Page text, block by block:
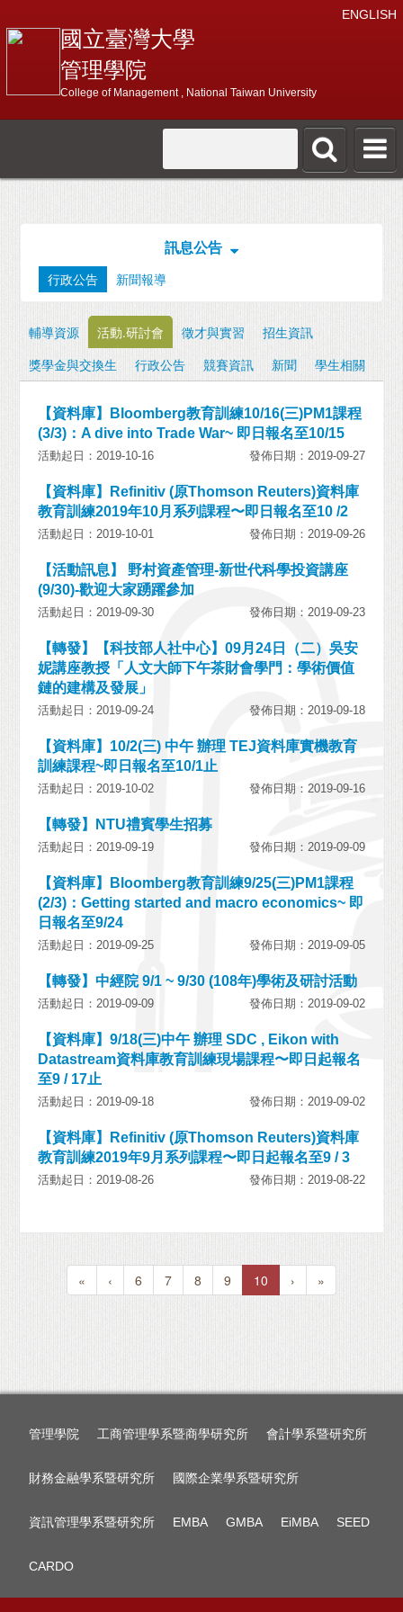
ENGLISH
國立臺灣大學
管理學院
College of Management , National Taiwan University
訊息公告
行政公告 新聞報導
輔導資源 活動.研討會 徵才與實習
招生資訊
獎學金與交換生
行政公告 競賽資訊 新聞 學生相關
【資料庫】Bloomberg教育訓練10/16(三)PM1課程
(3/3)：A dive into Trade War~ 即日報名至10/15
活動起日：2019-10-16 發佈日期：2019-09-27
【資料庫】Refinitiv (原Thomson Reuters)資料庫
教育訓練2019年10月系列課程〜即日報名至10 /2
活動起日：2019-10-01 發佈日期：2019-09-26
【活動訊息】 野村資產管理-新世代科學投資講座
(9/30)-歡迎大家踴躍參加
活動起日：2019-09-30 發佈日期：2019-09-23
【轉發】【科技部人社中心】09月24日（二）吳安
妮講座教授「人文大師下午茶財會學門：學術價值
鏈的建構及發展」
活動起日：2019-09-24 發佈日期：2019-09-18
【資料庫】10/2(三) 中午 辦理 TEJ資料庫實機教育
訓練課程~即日報名至10/1止
活動起日：2019-10-02 發佈日期：2019-09-16
【轉發】NTU禮賓學生招募
活動起日：2019-09-19 發佈日期：2019-09-09
【資料庫】Bloomberg教育訓練9/25(三)PM1課程
(2/3)：Getting started and macro economics~ 即
日報名至9/24
活動起日：2019-09-25 發佈日期：2019-09-05
【轉發】中經院 9/1 ~ 9/30 (108年)學術及研討活動
活動起日：2019-09-09 發佈日期：2019-09-02
【資料庫】9/18(三)中午 辦理 SDC , Eikon with
Datastream資料庫教育訓練現場課程〜即日起報名
至9 / 17止
活動起日：2019-09-18 發佈日期：2019-09-02
【資料庫】Refinitiv (原Thomson Reuters)資料庫
教育訓練2019年9月系列課程〜即日起報名至9 / 3
活動起日：2019-08-26 發佈日期：2019-08-22
« ‹ 6 7 8 9 10 › »
管理學院 工商管理學系暨商學研究所 會計學系暨研究所
財務金融學系暨研究所 國際企業學系暨研究所
資訊管理學系暨研究所 EMBA GMBA EiMBA SEED
CARDO